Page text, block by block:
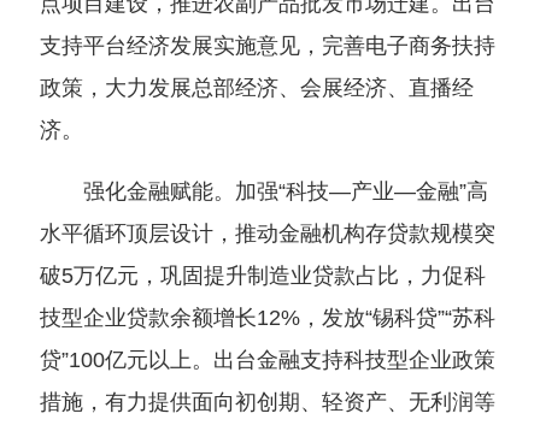
支持平台经济发展实施意见，完善电子商务扶持
政策，大力发展总部经济、会展经济、直播经
济。
强化金融赋能。加强“科技—产业—金融”高
水平循环顶层设计，推动金融机构存贷款规模突
破5万亿元，巩固提升制造业贷款占比，力促科
技型企业贷款余额增长12%，发放“锡科贷”“苏科
贷”100亿元以上。出台金融支持科技型企业政策
措施，有力提供面向初创期、轻资产、无利润等